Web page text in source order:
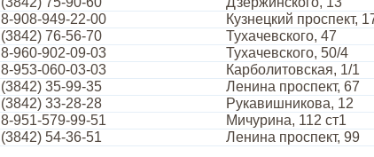
8-908-949-22-00
Кузнецкий проспект,
(3842) 76-56-70
Тухачевского, 47
8-960-902-09-03
Тухачевского, 50/4
8-953-060-03-03
Карболитовская, 1/1
(3842) 35-99-35
Ленина проспект, 67
(3842) 33-28-28
Рукавишникова, 12
8-951-579-99-51
Мичурина, 112 ст1
(3842) 54-36-51 Ленина проспект, 99